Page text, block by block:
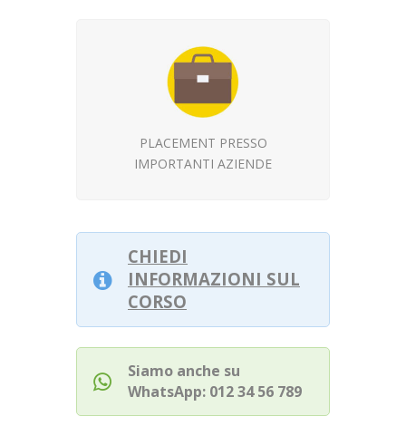
PLACEMENT PRESSO
IMPORTANTI AZIENDE
CHIEDI
INFORMAZIONI SUL
CORSO
Siamo anche su
WhatsApp: 012 34 56 789